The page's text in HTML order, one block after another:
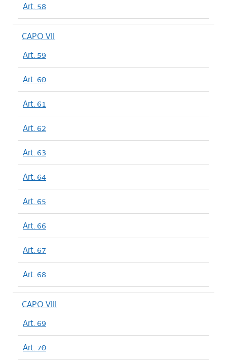
Art. 58
CAPO VII
Art. 59
Art. 60
Art. 61
Art. 62
Art. 63
Art. 64
Art. 65
Art. 66
Art. 67
Art. 68
CAPO VIII
Art. 69
Art. 70